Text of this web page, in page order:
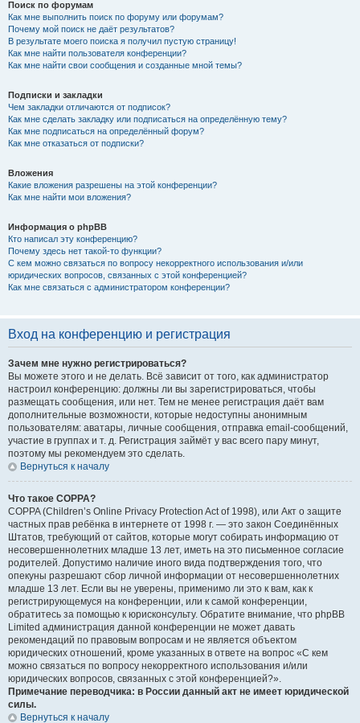
Поиск по форумам
Как мне выполнить поиск по форуму или форумам?
Почему мой поиск не даёт результатов?
В результате моего поиска я получил пустую страницу!
Как мне найти пользователя конференции?
Как мне найти свои сообщения и созданные мной темы?
Подписки и закладки
Чем закладки отличаются от подписок?
Как мне сделать закладку или подписаться на определённую тему?
Как мне подписаться на определённый форум?
Как мне отказаться от подписки?
Вложения
Какие вложения разрешены на этой конференции?
Как мне найти мои вложения?
Информация о phpBB
Кто написал эту конференцию?
Почему здесь нет такой-то функции?
С кем можно связаться по вопросу некорректного использования и/или
юридических вопросов, связанных с этой конференцией?
Как мне связаться с администратором конференции?
Вход на конференцию и регистрация
Зачем мне нужно регистрироваться?
Вы можете этого и не делать. Всё зависит от того, как администратор
настроил конференцию: должны ли вы зарегистрироваться, чтобы
размещать сообщения, или нет. Тем не менее регистрация даёт вам
дополнительные возможности, которые недоступны анонимным
пользователям: аватары, личные сообщения, отправка email-сообщений,
участие в группах и т. д. Регистрация займёт у вас всего пару минут,
поэтому мы рекомендуем это сделать.
Вернуться к началу
Что такое COPPA?
COPPA (Children’s Online Privacy Protection Act of 1998), или Акт о защите
частных прав ребёнка в интернете от 1998 г. — это закон Соединённых
Штатов, требующий от сайтов, которые могут собирать информацию от
несовершеннолетних младше 13 лет, иметь на это письменное согласие
родителей. Допустимо наличие иного вида подтверждения того, что
опекуны разрешают сбор личной информации от несовершеннолетних
младше 13 лет. Если вы не уверены, применимо ли это к вам, как к
регистрирующемуся на конференции, или к самой конференции,
обратитесь за помощью к юрисконсульту. Обратите внимание, что phpBB
Limited администрация данной конференции не может давать
рекомендаций по правовым вопросам и не является объектом
юридических отношений, кроме указанных в ответе на вопрос «С кем
можно связаться по вопросу некорректного использования и/или
юридических вопросов, связанных с этой конференцией?».
Примечание переводчика: в России данный акт не имеет юридической
силы.
Вернуться к началу